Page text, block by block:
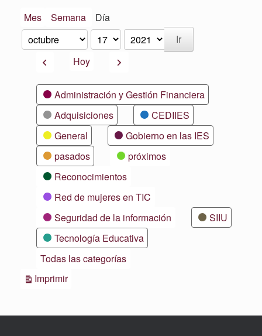
Mes Semana Día
Mes
Día
Año
AnteriorHoy Siguiente
CategoríasAdministración y Gestión Financiera
Adquisiciones
CEDIIES
General
Gobierno en las IES
pasados
próximos
Reconocimientos
Red de mujeres en TIC
Seguridad de la información
SIIU
Tecnología Educativa
Todas las categorías
ImprimirVistas